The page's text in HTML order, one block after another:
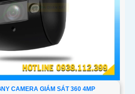
CAMERA GIÁM SÁT 360 4MP